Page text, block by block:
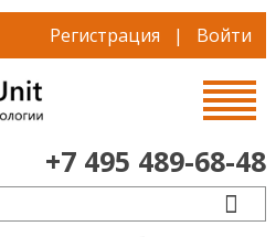
Регистрация | Войти
+7 495 489-68-48